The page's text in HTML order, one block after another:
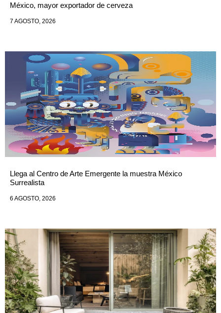
México, mayor exportador de cerveza
7 AGOSTO, 2026
Llega al Centro de Arte Emergente la muestra México
Surrealista
6 AGOSTO, 2026